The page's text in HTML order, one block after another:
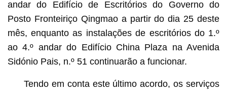
andar do Edifício de Escritórios do Governo do
Posto Fronteiriço Qingmao a partir do dia 25 deste
mês, enquanto as instalações de escritórios do 1.º
ao 4.º andar do Edifício China Plaza na Avenida
Sidónio Pais, n.º 51 continuarão a funcionar.
Tendo em conta este último acordo, os serviços